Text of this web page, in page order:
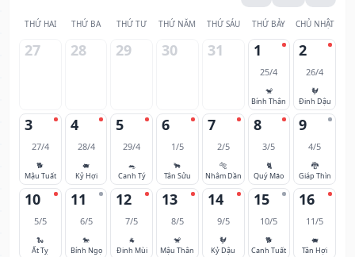
THỨ HAI THỨ BA THỨ TƯ THỨ NĂM THỨ SÁU THỨ BẢY CHỦ NHẬT
27 28 29 30 31 1
25/4
🐒
Bính Thân
2
26/4
🐓
Đinh Dậu
3
27/4
🐕
Mậu Tuất
4
28/4
🐖
Kỷ Hợi
5
29/4
🐀
Canh Tý
6
1/5
🐂
Tân Sửu
7
2/5
🐅
Nhâm Dần
8
3/5
🐈
Quý Mão
9
4/5
🐉
Giáp Thìn
10
5/5
🐍
Ất Tỵ
11
6/5
🐎
Bính Ngọ
12
7/5
🐐
Đinh Mùi
13
8/5
🐒
Mậu Thân
14
9/5
🐓
Kỷ Dậu
15
10/5
🐕
Canh Tuất
16
11/5
🐖
Tân Hợi